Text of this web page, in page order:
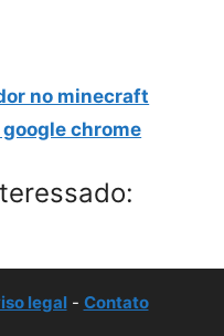
no minecraft
chrome
legal- Contato